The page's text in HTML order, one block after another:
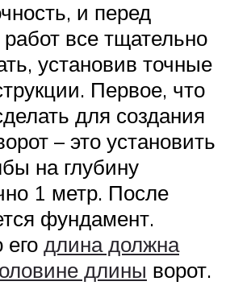
и перед
все тщательно
установив точные
Первое, что
для создания
– это установить
на глубину
1 метр. После
фундамент.
его длина должна
длины ворот.